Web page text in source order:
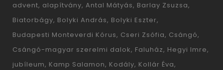
advent alapítvány Antal Mátyás Barlay Zsuzsa
Biatorbágy Bolyki András Bolyki Eszter
Budapesti Monteverdi Kórus Cseri Zsófia Csángó
Csángó-magyar szerelmi dalok Faluház Hegyi Imre
jubíleum Kamp Salamon Kodály Kollár Éva